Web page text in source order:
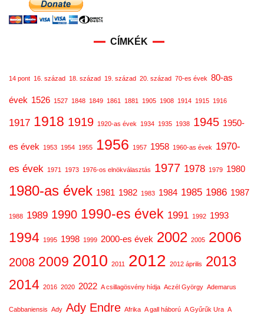
CÍMKÉK
14 pont 16. század 18. század 19. század 20. század 70-es évek 80-as
évek 1526 1527 1848 1849 1861 1881 1905 1908 1914 1915 1916
1917 1918 1919 1920-as évek 1934 1935 1938 1945 1950-
es évek 1953 1954 1955 1956 1957 1958 1960-as évek
1970-
es évek 1971 1973 1976-os elnökválasztás 1977 1978 1979 1980
1980-as évek 1981 1982 1983 1984 1985 1986 1987
1988 1989 1990 1990-es évek 1991 1992 1993
1994 1995 1998 1999 2000-es évek 2002 2005 2006
2008 2009 2010 2011 2012 2012 április 2013
2014 2016 2020 2022 A csillagösvény hídja Aczél György Ademarus
Cabbaniensis Ady Ady Endre Afrika A gall háború A Gyűrűk Ura A